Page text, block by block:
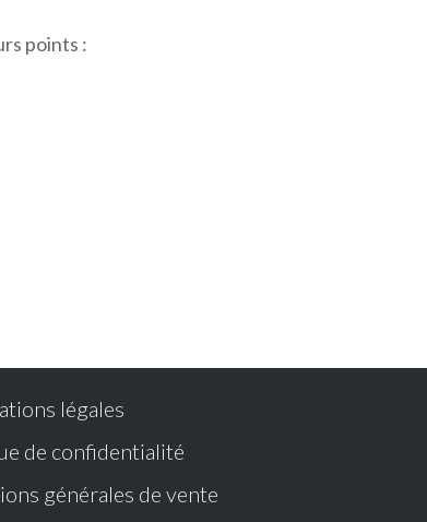
points :
légales
de confidentialité
générales de vente